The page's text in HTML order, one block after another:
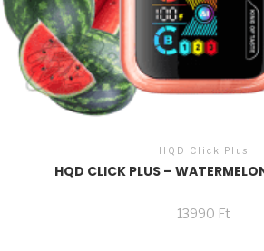
HQD Click Plus
HQD CLICK PLUS –
13990 Ft